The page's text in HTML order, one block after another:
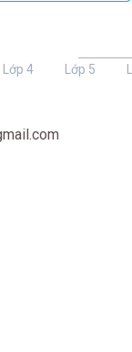
Lớp 4 Lớp 5